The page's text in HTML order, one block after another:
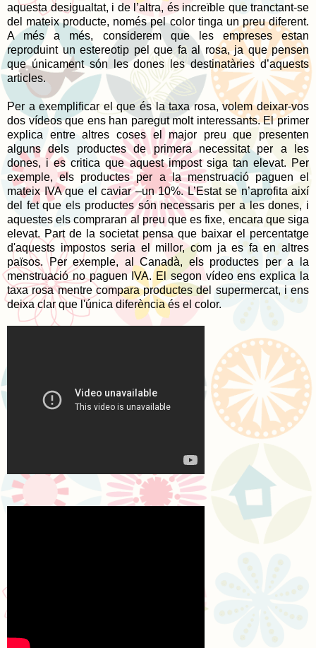
aquesta desigualtat, i de l’altra, és increïble que tranctant-se
del mateix producte, només pel color tinga un preu diferent.
A més a més, considerem que les empreses estan
reproduint un estereotip pel que fa al rosa, ja que pensen
que únicament són les dones les destinatàries d’aquests
articles.
Per a exemplificar el que és la taxa rosa, volem deixar-vos
dos vídeos que ens han paregut molt interessants. El primer
explica entre altres coses el major preu que presenten
alguns dels productes de primera necessitat per a les
dones, i es critica que aquest impost siga tan elevat. Per
exemple, els productes per a la menstruació paguen el
mateix IVA que el caviar –un 10%. L’Estat se n’aprofita així
del fet que els productes són necessaris per a les dones, i
aquestes els compraran al preu que es fixe, encara que siga
elevat. Part de la societat pensa que baixar el percentatge
d'aquests impostos seria el millor, com ja es fa en altres
països. Per exemple, al Canadà, els productes per a la
menstruació no paguen IVA. El segon vídeo ens explica la
taxa rosa mentre compara productes del supermercat, i ens
deixa clar que l'única diferència és el color.